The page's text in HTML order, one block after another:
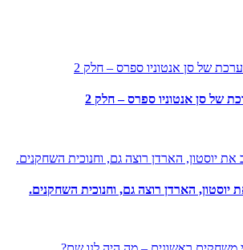
סן אנטוניו ספרס – חלק 2